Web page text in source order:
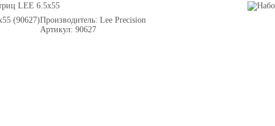
LEE 6.5x55
Производитель: Lee Precision
Артикул: 90627